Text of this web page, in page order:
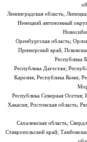
Ленинградская область;
Ненецкий автономный
Оренбургская область;
Приморский край;
Республика
Республика Дагестан;
Карелия; Республика Коми;
Республика Северная Осетия;
Хакасия; Ростовская область;
Сахалинская область;
Ставропольский край;